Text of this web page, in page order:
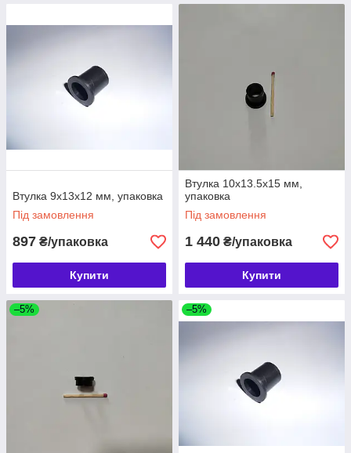
Втулка 9х13х12 мм, упаковка
Під замовлення
897 ₴/упаковка
Купити
Втулка 10х13.5х15 мм,
упаковка
Під замовлення
1 440 ₴/упаковка
Купити
–5% –5%